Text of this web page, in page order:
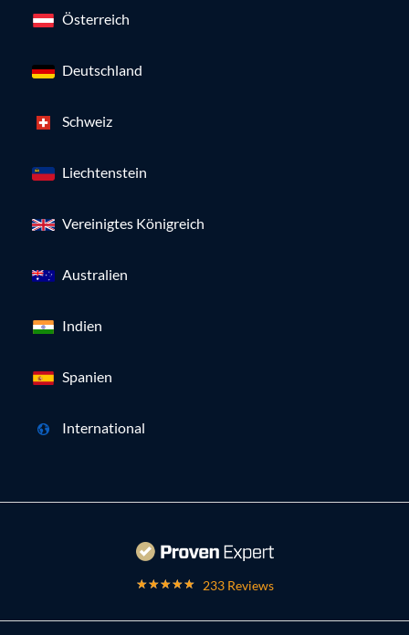
Österreich
Deutschland
Schweiz
Liechtenstein
Vereinigtes Königreich
Australien
Indien
Spanien
International
233 Reviews